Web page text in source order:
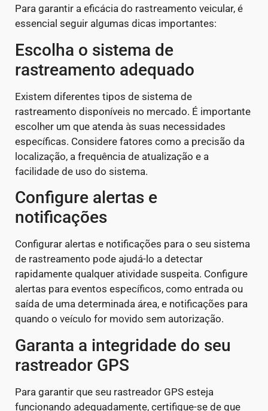
Para garantir a eficácia do rastreamento veicular, é
essencial seguir algumas dicas importantes:
Escolha o sistema de
rastreamento adequado
Existem diferentes tipos de sistema de
rastreamento disponíveis no mercado. É importante
escolher um que atenda às suas necessidades
específicas. Considere fatores como a precisão da
localização, a frequência de atualização e a
facilidade de uso do sistema.
Configure alertas e
notificações
Configurar alertas e notificações para o seu sistema
de rastreamento pode ajudá-lo a detectar
rapidamente qualquer atividade suspeita. Configure
alertas para eventos específicos, como entrada ou
saída de uma determinada área, e notificações para
quando o veículo for movido sem autorização.
Garanta a integridade do seu
rastreador GPS
Para garantir que seu rastreador GPS esteja
funcionando adequadamente, certifique-se de que